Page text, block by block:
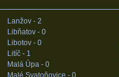
Lanžov - 2
Libňatov - 0
Libotov - 0
Litíč - 1
Malá Úpa - 0
Malé Svatoňovice - 0